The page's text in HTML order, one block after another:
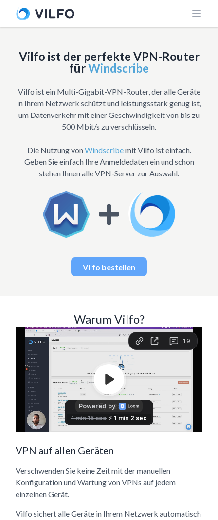
Vilfo ist der perfekte VPN-Router
fürWindscribe
Vilfo ist ein Multi-Gigabit-VPN-Router, der alle Geräte
in Ihrem Netzwerk schützt und leistungsstark genug ist,
um Datenverkehr mit einer Geschwindigkeit von bis zu
500 Mbit/s zu verschlüsseln.
Die Nutzung vonWindscribemit Vilfo ist einfach.
Geben Sie einfach Ihre Anmeldedaten ein und schon
stehen Ihnen alle VPN-Server zur Auswahl.
Vilfo bestellen
Warum Vilfo?
VPN auf allen Geräten
Verschwenden Sie keine Zeit mit der manuellen
Konfiguration und Wartung von VPNs auf jedem
einzelnen Gerät.
Vilfo sichert alle Geräte in Ihrem Netzwerk automatisch